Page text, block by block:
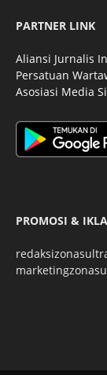
PARTNER LINK
Aliansi Jurnalis
Persatuan
Asosiasi Media
PROMOSI &